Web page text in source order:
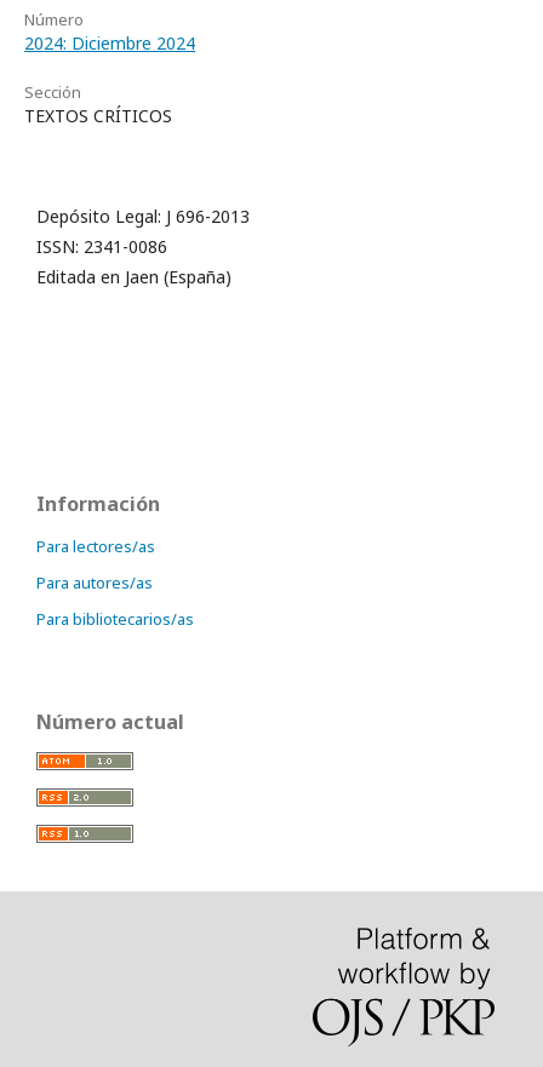
Número
2024: Diciembre 2024
Sección
TEXTOS CRÍTICOS
Depósito Legal: J 696-2013
ISSN: 2341-0086
Editada en Jaen (España)
Información
Para lectores/as
Para autores/as
Para bibliotecarios/as
Número actual